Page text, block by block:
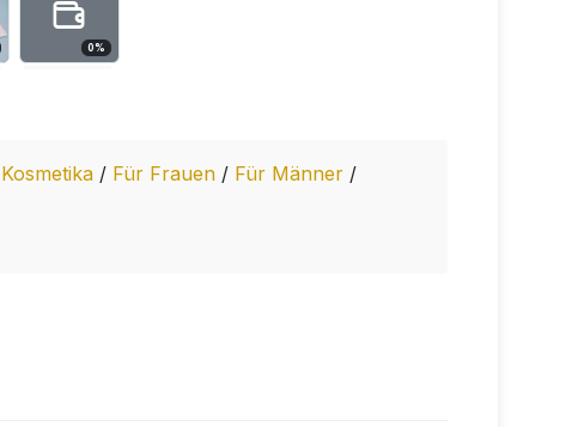
0%
Kosmetika / Für Frauen / Für Männer /